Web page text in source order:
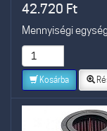
42.720 Ft
Mennyiségi
Kosárba